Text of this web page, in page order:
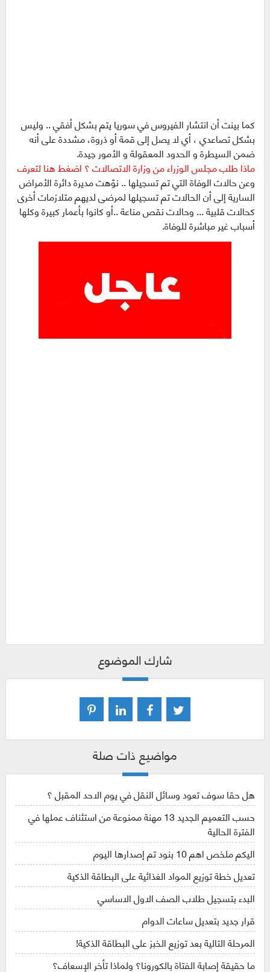
كما بينت أن انتشار الفيروس في سوريا يتم بشكل أفقي .. وليس
بشكل تصاعدي ، أي لا يصل إلى قمة أو ذروة، مشددة على أنه
ضمن السيطرة و الحدود المعقولة و الأمور جيدة.
ماذا طلب مجلس الوزراء من وزارة الاتصالات ؟ اضغط هنا لتعرف
وعن حالات الوفاة التي تم تسجيلها .. نوّهت مديرة دائرة الأمراض
السارية إلى أن الحالات تم تسجيلها لمرضى لديهم متلازمات أخرى
كحالات قلبية ... وحالات نقص مناعة ..أو كانوا بأعمار كبيرة وكلها
أسباب غير مباشرة للوفاة.
شارك الموضوع
مواضيع ذات صلة
هل حقا سوف تعود وسائل النقل في يوم الاحد المقبل ؟
حسب التعميم الجديد 13 مهنة ممنوعة من استئناف عملها في
الفترة الحالية
اليكم ملخص اهم 10 بنود تم إصدارها اليوم
تعديل خطة توزيع المواد الغذائية على البطاقة الذكية
البدء بتسجيل طلاب الصف الاول الاساسي
قرار جديد بتعديل ساعات الدوام
المرحلة التالية بعد توزيع الخبز على البطاقة الذكية!
ما حقيقة إصابة الفتاة بالكورونا؟ ولماذا تأخر الإسعاف؟